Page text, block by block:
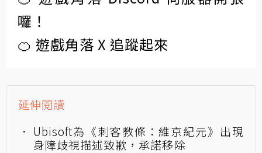
囉！
🍊 遊戲角落 X 追蹤起來
延伸閱讀
Ubisoft為《刺客教條：維京紀元》出現
身障歧視描述致歉，承諾移除